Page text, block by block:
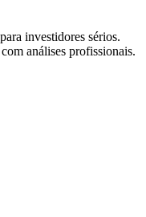
investidores sérios.
análises profissionais.